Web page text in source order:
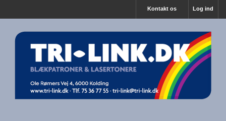
Log ind
Kontakt os